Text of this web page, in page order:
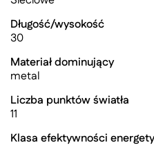
Długość/wysokość
30
Materiał dominujący
metal
Liczba punktów światła
11
Klasa efektywności